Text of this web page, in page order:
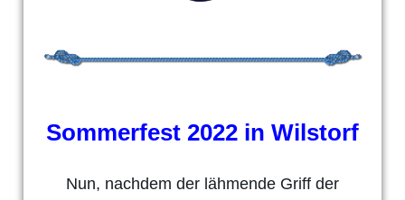
Sommerfest 2022 in Wilstorf
Nun, nachdem der lähmende Griff der